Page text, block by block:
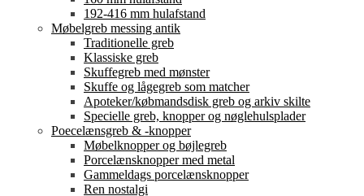
192-416 mm hulafstand
Møbelgreb messing antik
Traditionelle greb
Klassiske greb
Skuffegreb med mønster
Skuffe og lågegreb som matcher
Apoteker/købmandsdisk greb og arkiv skilte
Specielle greb, knopper og nøglehulsplader
Poecelænsgreb & -knopper
Møbelknopper og bøjlegreb
Porcelænsknopper med metal
Gammeldags porcelænsknopper
Ren nostalgi